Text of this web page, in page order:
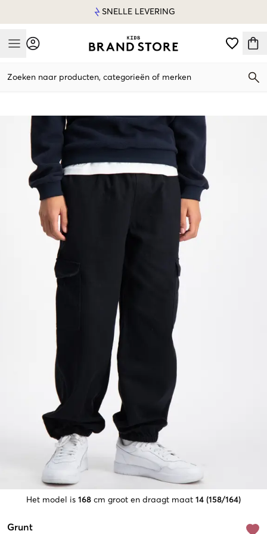
SNELLE LEVERING
Mobile Menu
Zoeken naar producten, categorieën of merken
Het model is 168 cm groot en draagt maat 14 (158/164)
Grunt